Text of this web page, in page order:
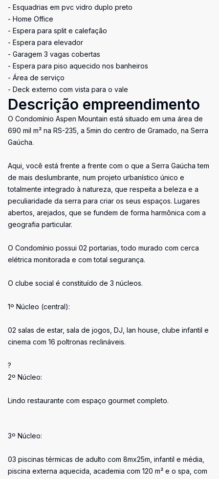
- Esquadrias em pvc vidro duplo preto
- Home Office
- Espera para split e calefação
- Espera para elevador
- Garagem 3 vagas cobertas
- Espera para piso aquecido nos banheiros
- Área de serviço
- Deck externo com vista para o vale
Descrição empreendimento
O Condomínio Aspen Mountain está situado em uma área de
690 mil m² na RS-235, a 5min do centro de Gramado, na Serra
Gaúcha.
Aqui, você está frente a frente com o que a Serra Gaúcha tem
de mais deslumbrante, num projeto urbanístico único e
totalmente integrado à natureza, que respeita a beleza e a
peculiaridade da serra para criar os seus espaços. Lugares
abertos, arejados, que se fundem de forma harmônica com a
geografia particular.
O Condomínio possui 02 portarias, todo murado com cerca
elétrica monitorada e com total segurança.
O clube social é constituído de 3 núcleos.
1º Núcleo (central):
02 salas de estar, sala de jogos, DJ, lan house, clube infantil e
cinema com 16 poltronas reclináveis.
?
2º Núcleo:
Lindo restaurante com espaço gourmet completo.
3º Núcleo:
03 piscinas térmicas de adulto com 8mx25m, infantil e média,
piscina externa aquecida, academia com 120 m² e o spa, com